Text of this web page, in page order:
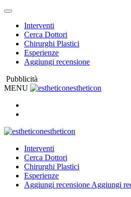
Interventi
Cerca Dottori
Chirurghi Plastici
Esperienze
Aggiungi recensione
Pubblicità
MENU
estheticon
estheticon
Interventi
Cerca Dottori
Chirurghi Plastici
Esperienze
Aggiungi recensione Aggiungi